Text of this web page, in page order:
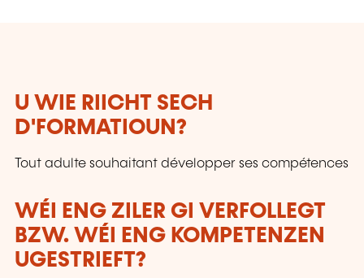
U WIE RIICHT SECH
D'FORMATIOUN?
Tout adulte souhaitant développer ses compétences
WÉI ENG ZILER GI VERFOLLEGT
BZW. WÉI ENG KOMPETENZEN
UGESTRIEFT?